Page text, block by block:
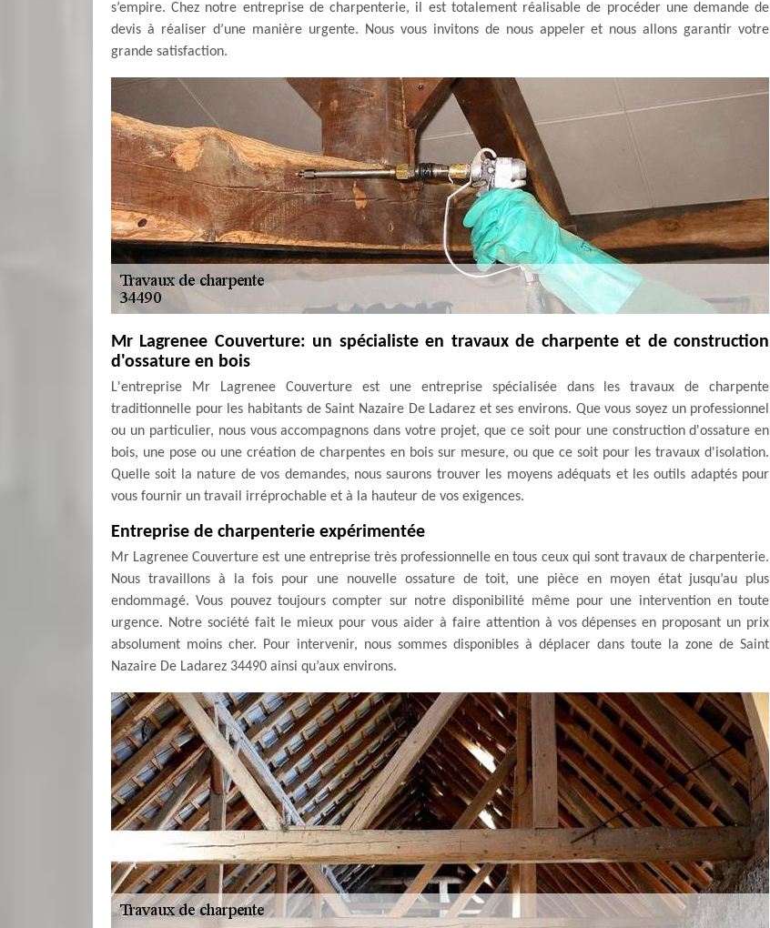
s’empire. Chez notre entreprise de charpenterie, il est totalement réalisable de procéder une demande de
devis à réaliser d’une manière urgente. Nous vous invitons de nous appeler et nous allons garantir votre
grande satisfaction.
Mr Lagrenee Couverture: un spécialiste en travaux de charpente et de construction
d'ossature en bois
L'entreprise Mr Lagrenee Couverture est une entreprise spécialisée dans les travaux de charpente
traditionnelle pour les habitants de Saint Nazaire De Ladarez et ses environs. Que vous soyez un professionnel
ou un particulier, nous vous accompagnons dans votre projet, que ce soit pour une construction d'ossature en
bois, une pose ou une création de charpentes en bois sur mesure, ou que ce soit pour les travaux d'isolation.
Quelle soit la nature de vos demandes, nous saurons trouver les moyens adéquats et les outils adaptés pour
vous fournir un travail irréprochable et à la hauteur de vos exigences.
Entreprise de charpenterie expérimentée
Mr Lagrenee Couverture est une entreprise très professionnelle en tous ceux qui sont travaux de charpenterie.
Nous travaillons à la fois pour une nouvelle ossature de toit, une pièce en moyen état jusqu’au plus
endommagé. Vous pouvez toujours compter sur notre disponibilité même pour une intervention en toute
urgence. Notre société fait le mieux pour vous aider à faire attention à vos dépenses en proposant un prix
absolument moins cher. Pour intervenir, nous sommes disponibles à déplacer dans toute la zone de Saint
Nazaire De Ladarez 34490 ainsi qu’aux environs.